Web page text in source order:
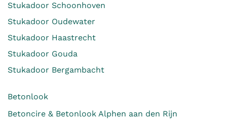
Stukadoor Schoonhoven
Stukadoor Oudewater
Stukadoor Haastrecht
Stukadoor Gouda
Stukadoor Bergambacht
Betonlook
Betoncire & Betonlook Alphen aan den Rijn